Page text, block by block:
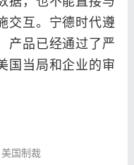
交互。宁德时代遵
产品已经通过了严
国当局和企业的审
美国制裁